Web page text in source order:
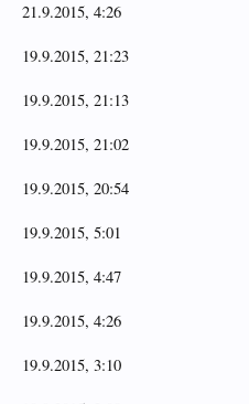
21.9.2015, 4:26
19.9.2015, 21:23
19.9.2015, 21:13
19.9.2015, 21:02
19.9.2015, 20:54
19.9.2015, 5:01
19.9.2015, 4:47
19.9.2015, 4:26
19.9.2015, 3:10